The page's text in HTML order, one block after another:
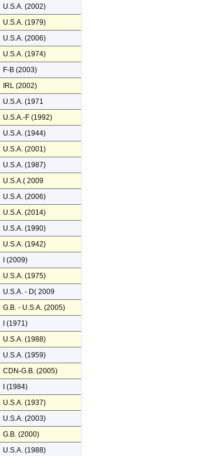
U.S.A. (2002)
U.S.A. (1979)
U.S.A. (2006)
U.S.A. (1974)
F-B (2003)
IRL (2002)
U.S.A. (1971
U.S.A.-F (1992)
U.S.A. (1944)
U.S.A. (2001)
U.S.A. (1987)
U.S.A.( 2009
U.S.A. (2006)
U.S.A. (2014)
U.S.A. (1990)
U.S.A. (1942)
I (2009)
U.S.A. (1975)
U.S.A. - D( 2009
G.B. - U.S.A. (2005)
I (1971)
U.S.A. (1988)
U.S.A. (1959)
CDN-G.B. (2005)
I (1984)
U.S.A. (1937)
U.S.A. (2003)
G.B. (2000)
U.S.A. (1988)